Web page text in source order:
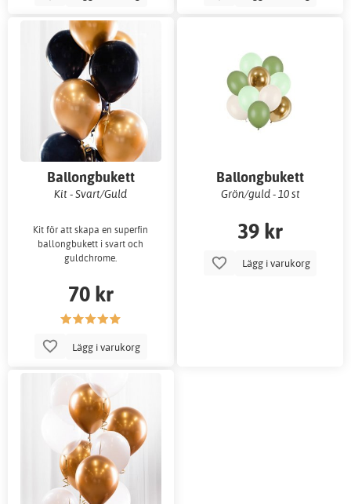
Ballongbukett
Kit - Svart/Guld
Kit för att skapa en superfin
ballongbukett i svart och
guldchrome.
70 kr
Lägg i varukorg
Ballongbukett
Grön/guld - 10 st
39 kr
Lägg i varukorg